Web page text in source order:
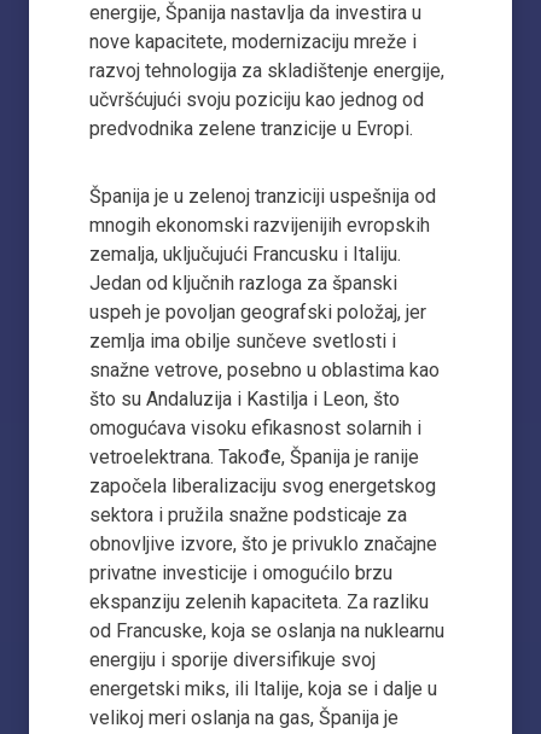
energije, Španija nastavlja da investira u
nove kapacitete, modernizaciju mreže i
razvoj tehnologija za skladištenje energije,
učvršćujući svoju poziciju kao jednog od
predvodnika zelene tranzicije u Evropi.
Španija je u zelenoj tranziciji uspešnija od
mnogih ekonomski razvijenijih evropskih
zemalja, uključujući Francusku i Italiju.
Jedan od ključnih razloga za španski
uspeh je povoljan geografski položaj, jer
zemlja ima obilje sunčeve svetlosti i
snažne vetrove, posebno u oblastima kao
što su Andaluzija i Kastilja i Leon, što
omogućava visoku efikasnost solarnih i
vetroelektrana. Takođe, Španija je ranije
započela liberalizaciju svog energetskog
sektora i pružila snažne podsticaje za
obnovljive izvore, što je privuklo značajne
privatne investicije i omogućilo brzu
ekspanziju zelenih kapaciteta. Za razliku
od Francuske, koja se oslanja na nuklearnu
energiju i sporije diversifikuje svoj
energetski miks, ili Italije, koja se i dalje u
velikoj meri oslanja na gas, Španija je